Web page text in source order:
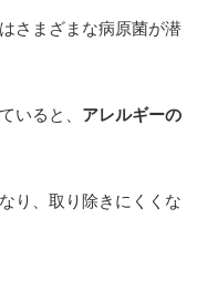
さまざまな病原菌が潜
いると、 アレルギーの
り、取り除きにくくな